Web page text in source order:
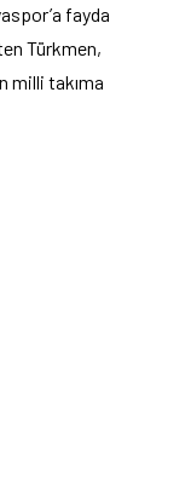
fayda
Türkmen,
milli takıma